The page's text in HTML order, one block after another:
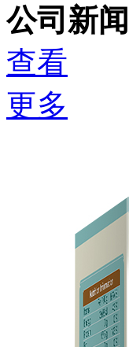
公司新闻
查看
更多